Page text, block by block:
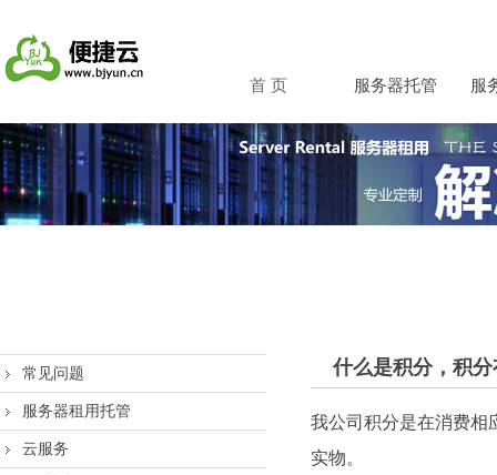
首 页 服务器托管 服
常见问题
服务器租用托管
云服务
什么是积分，积
我公司积分是在消费相
实物。